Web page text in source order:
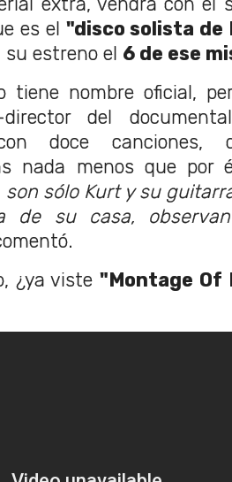
es el "disco solista de
estreno el 6 de ese
tiene nombre oficial,
del
doce canciones,
nada menos que por
son sólo Kurt y su
de su casa,
¿ya viste "Montage Of